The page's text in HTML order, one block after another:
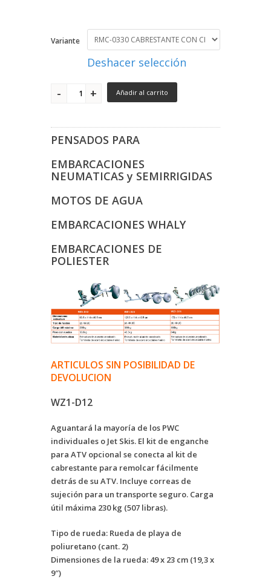
Variante
Deshacer selección
Añadir al carrito
PENSADOS PARA
EMBARCACIONES
NEUMATICAS y SEMIRRIGIDAS
MOTOS DE AGUA
EMBARCACIONES WHALY
EMBARCACIONES DE
POLIESTER
ARTICULOS SIN POSIBILIDAD DE
DEVOLUCION
WZ1-D12
Aguantará la mayoría de los PWC
individuales o Jet Skis. El kit de enganche
para ATV opcional se conecta al kit de
cabrestante para remolcar fácilmente
detrás de su ATV. Incluye correas de
sujeción para un transporte seguro. Carga
útil máxima 230 kg (507 libras).
Tipo de rueda: Rueda de playa de
poliuretano (cant. 2)
Dimensiones de la rueda: 49 x 23 cm (19,3 x
9″)